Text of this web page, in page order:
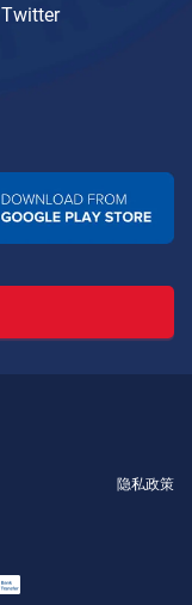
Twitter
隐私政策